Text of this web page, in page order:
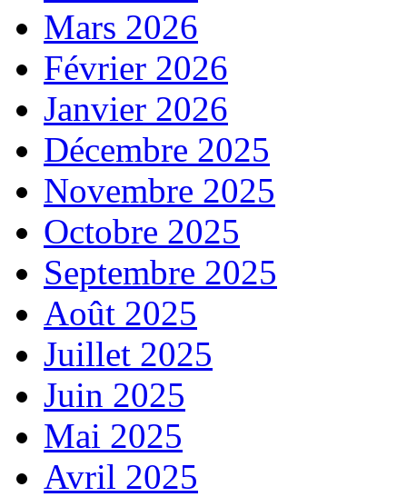
Mars 2026
Février 2026
Janvier 2026
Décembre 2025
Novembre 2025
Octobre 2025
Septembre 2025
Août 2025
Juillet 2025
Juin 2025
Mai 2025
Avril 2025